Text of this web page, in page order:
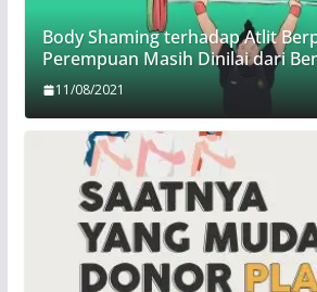
Body Shaming terhadap Atlit
Perempuan Masih Dinilai dari
11/08/2021